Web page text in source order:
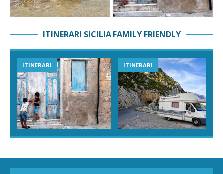
ITINERARI SICILIA FAMILY FRIENDLY
ITINERARI ITINERARI